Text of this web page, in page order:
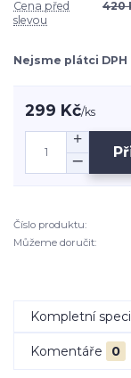
Cena před
slevou
420
Nejsme plátci DPH
299 Kč/ks
Číslo produktu:
Můžeme doručit:
Kompletní
Komentáře 0